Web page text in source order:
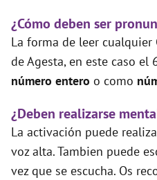
¿Cómo deben ser
La forma de leer cualquier
de Agesta, en este caso el
número entero o como
¿Deben realizarse
La activación puede
voz alta. Tambien puede
vez que se escucha. Os